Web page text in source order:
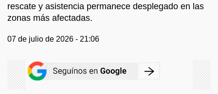
rescate y asistencia permanece desplegado en las
zonas más afectadas.
07 de julio de 2026 - 21:06